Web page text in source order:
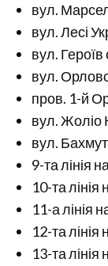
вул.
вул. Лесі
вул.
вул.
пров. 1-й
вул. Жоліо
вул.
9-та лінія
10-та
11-а лінія
12-та
13-та